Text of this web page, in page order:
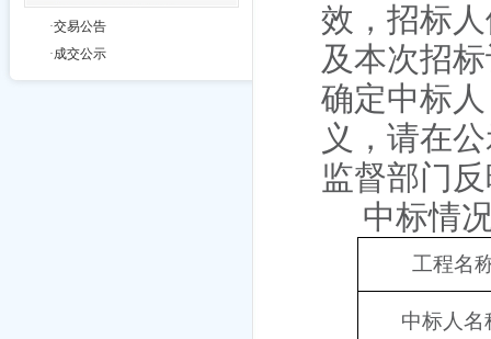
·交易公告
·成交公示
效，招标
及本次招
确定中标
义，请在
监督部门
中标情
工程名
中标人名